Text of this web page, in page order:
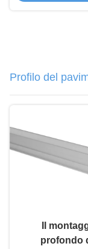
Profilo del
Il
profondo